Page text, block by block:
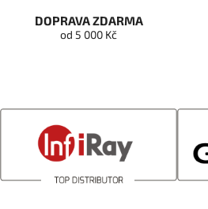
DOPRAVA ZDARMA
od 5 000 Kč